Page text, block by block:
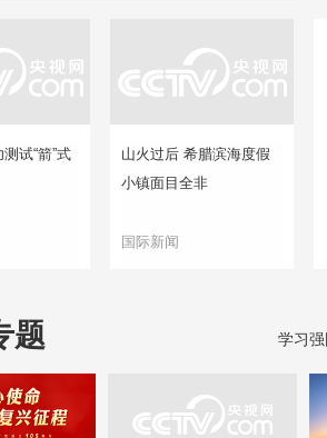
试“箭”式
山火过后 希腊滨海度假
小镇面目全非
国际新闻
题 学习